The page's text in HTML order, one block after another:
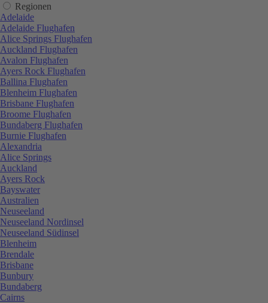
Regionen
Adelaide
Adelaide Flughafen
Alice Springs Flughafen
Auckland Flughafen
Avalon Flughafen
Ayers Rock Flughafen
Ballina Flughafen
Blenheim Flughafen
Brisbane Flughafen
Broome Flughafen
Bundaberg Flughafen
Burnie Flughafen
Alexandria
Alice Springs
Auckland
Ayers Rock
Bayswater
Australien
Neuseeland
Neuseeland Nordinsel
Neuseeland Südinsel
Blenheim
Brendale
Brisbane
Bunbury
Bundaberg
Cairns